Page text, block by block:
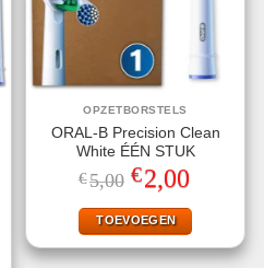
OPZETBORSTELS
ORAL-B Precision Clean
White ÉÉN STUK
€5,00 Oorspronkelijke
prijs
was:
€5,00.
€2,00
is:
€2,00.
TOEVOEGEN